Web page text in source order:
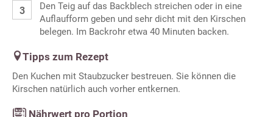
Den Teig auf das Backblech streichen oder in eine
Auflaufform geben und sehr dicht mit den Kirschen
belegen. Im Backrohr etwa 40 Minuten backen.
Tipps zum Rezept
Den Kuchen mit Staubzucker bestreuen. Sie können die
Kirschen natürlich auch vorher entkernen.
Nährwert pro Portion